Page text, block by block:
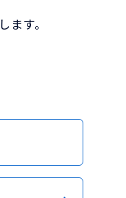
ます。